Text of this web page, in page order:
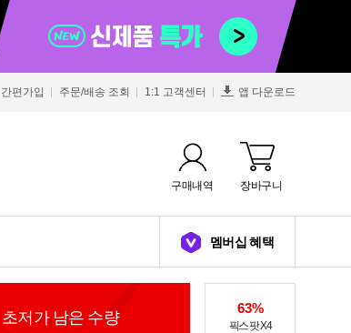
간편가입 주문/배송 조회 1:1 고객센터 앱 다운로드
구매내역 장바구니
멤버십 혜택
초저가 남은 수량
63%
픽스 팟 X4